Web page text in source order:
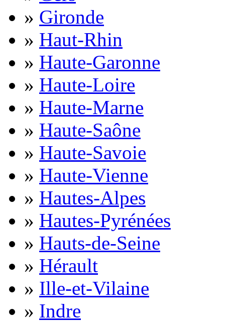
» Gironde
» Haut-Rhin
» Haute-Garonne
» Haute-Loire
» Haute-Marne
» Haute-Saône
» Haute-Savoie
» Haute-Vienne
» Hautes-Alpes
» Hautes-Pyrénées
» Hauts-de-Seine
» Hérault
» Ille-et-Vilaine
» Indre